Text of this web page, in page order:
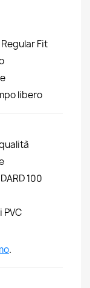
Fit
libero
100
.